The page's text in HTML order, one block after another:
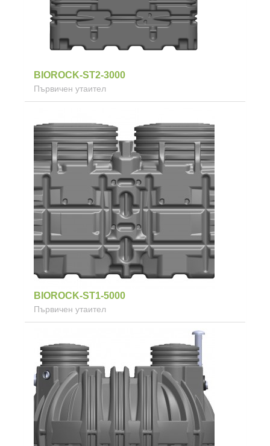
BIOROCK-ST2-3000
Първичен утаител
BIOROCK-ST1-5000
Първичен утаител